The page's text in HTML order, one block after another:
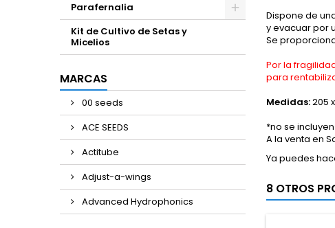
Parafernalia
Kit de Cultivo de Setas y
Micelios
MARCAS
00 seeds
ACE SEEDS
Actitube
Adjust-a-wings
Advanced Hydrophonics
Dispone de
y evacuar por
Se
Por la
para
Medidas:205
*no se
A la venta en
Ya puedes
8 OTROS